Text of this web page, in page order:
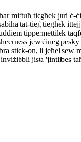
miftuħ tiegħek juri ċ-
tat-tieġ tiegħek
tippermettilek
jew ċineg
stick-on, li jeħel sew
jista 'jintlibes